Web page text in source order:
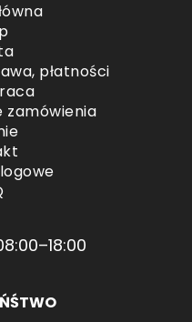
płatności
zamówienia